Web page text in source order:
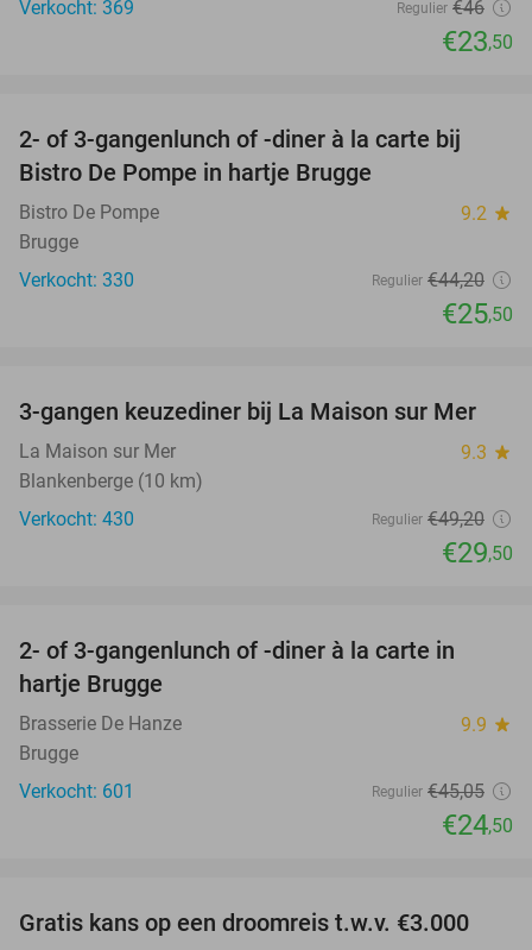
Verkocht: 369
Regulier €46
€23,50
42%
2- of 3-gangenlunch of -diner à la carte bij
Bistro De Pompe in hartje Brugge
Bistro De Pompe 9.2 star
Brugge
Verkocht: 330
Regulier €44,20
€25,50
40%
3-gangen keuzediner bij La Maison sur Mer
La Maison sur Mer 9.3 star
Blankenberge (10 km)
Verkocht: 430
Regulier €49,20
€29,50
2- of 3-gangenlunch of -diner à la carte in
hartje Brugge
Brasserie De Hanze 9.9 star
Brugge
Verkocht: 601
Regulier €45,05
€24,50
Gratis kans op een droomreis t.w.v. €3.000